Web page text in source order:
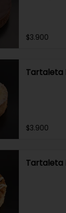
$3.900
Tartaleta
$3.900
Tartaleta